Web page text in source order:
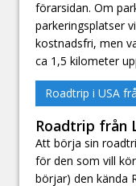
förarsidan. Om
parkeringsplatser
kostnadsfri, men
ca 1,5 kilometer
Roadtrip i USA
Roadtrip från
Att börja sin
för den som vill
börjar) den kända